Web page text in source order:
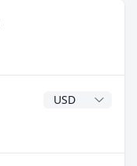
Divisa del